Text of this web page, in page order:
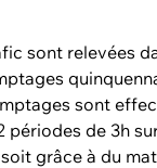
sont relevées
sont
périodes de 3h
grâce à du